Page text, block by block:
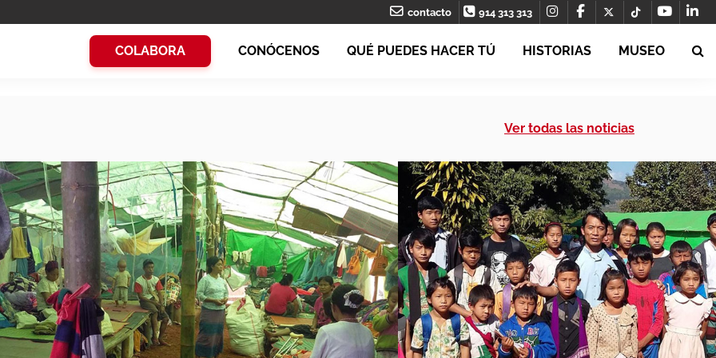
contacto 914 313 313
COLABORA CONÓCENOS QUÉ PUEDES HACER TÚ HISTORIAS MUSEO
Ver todas las noticias